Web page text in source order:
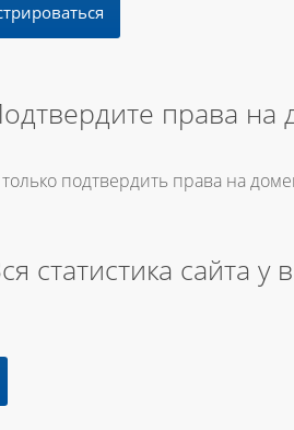
права на
только подтвердить права на
статистика сайта у